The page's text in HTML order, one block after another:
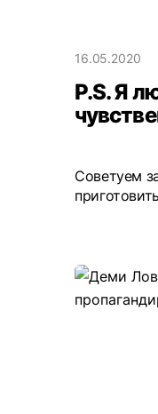
16.05.2020
P.S. Я
Советуем